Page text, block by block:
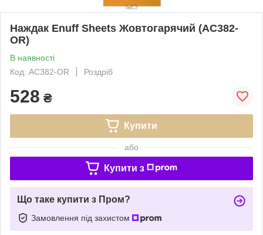
Наждак Enuff Sheets Жовтогарячий (AC382-
OR)
В наявності
Код: AC382-OR
Роздріб
528 ₴
Купити
або
Купити з
Що таке купити з Пром?
Замовлення під захистом